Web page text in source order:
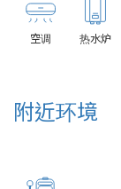
空调 热水炉
附近环境